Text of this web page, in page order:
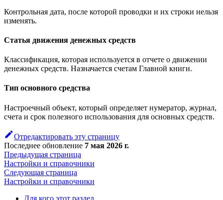
Контрольная дата, после которой проводки и их строки нельзя
изменять.
Статья движения денежных средств
Классификация, которая используется в отчете о движении
денежных средств. Назначается счетам Главной книги.
Тип основного средства
Настроечный объект, который определяет нумератор, журнал,
счета и срок полезного использования для основных средств.
Отредактировать эту страницу
Последнее обновление 7 мая 2026 г.
Предыдущая страница
Настройки и справочники
Следующая страница
Настройки и справочники
Для кого этот раздел